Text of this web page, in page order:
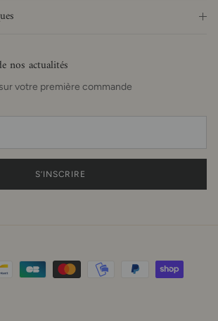
nos actualités
votre première commande
S’INSCRIRE